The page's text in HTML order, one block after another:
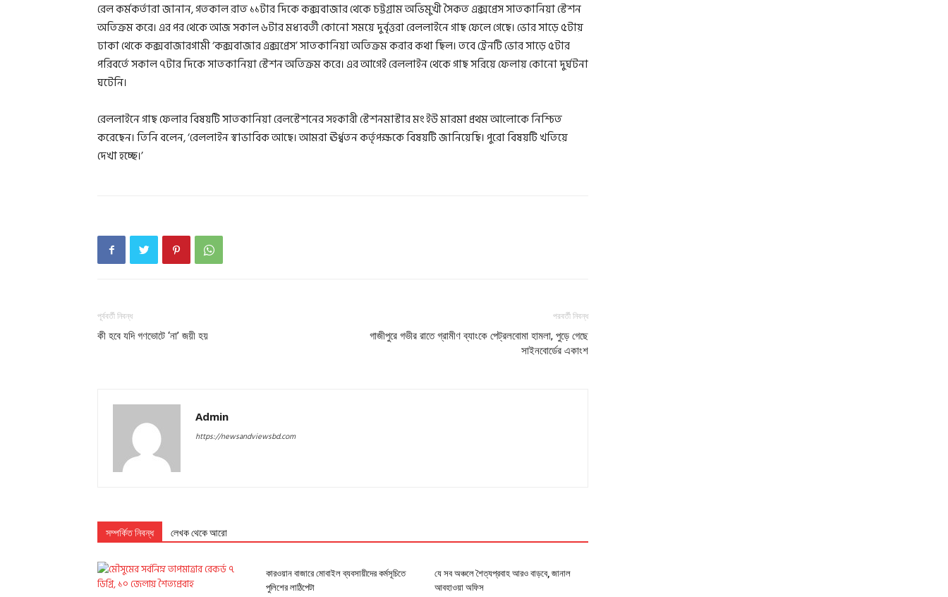
রেল কর্মকর্তারা জানান, গতকাল রাত ১১টার দিকে কক্সবাজার থেকে চট্টগ্রাম অভিমুখী সৈকত এক্সপ্রেস সাতকানিয়া স্টেশন
অতিক্রম করে। এর পর থেকে আজ সকাল ৬টার মধ্যবর্তী কোনো সময়ে দুর্বৃত্তরা রেললাইনে গাছ ফেলে গেছে। ভোর সাড়ে ৫টায়
ঢাকা থেকে কক্সবাজারগামী ‘কক্সবাজার এক্সপ্রেস’ সাতকানিয়া অতিক্রম করার কথা ছিল। তবে ট্রেনটি ভোর সাড়ে ৫টার
পরিবর্তে সকাল ৭টার দিকে সাতকানিয়া স্টেশন অতিক্রম করে। এর আগেই রেললাইন থেকে গাছ সরিয়ে ফেলায় কোনো দুর্ঘটনা
ঘটেনি।
রেললাইনে গাছ ফেলার বিষয়টি সাতকানিয়া রেলস্টেশনের সহকারী স্টেশনমাস্টার মং ইউ মারমা প্রথম আলোকে নিশ্চিত
করেছেন। তিনি বলেন, ‘রেললাইন স্বাভাবিক আছে। আমরা ঊর্ধ্বতন কর্তৃপক্ষকে বিষয়টি জানিয়েছি। পুরো বিষয়টি খতিয়ে
দেখা হচ্ছে।’
পূর্ববর্তী নিবন্ধ
কী হবে যদি গণভোটে ‘না’ জয়ী হয়
পরবর্তী নিবন্ধ
গাজীপুরে গভীর রাতে গ্রামীণ ব্যাংকে পেট্রলবোমা হামলা, পুড়ে গেছে
সাইনবোর্ডের একাংশ
Admin
https://newsandviewsbd.com
সম্পর্কিত নিবন্ধ লেখক থেকে আরো
কারওয়ান বাজারে মোবাইল ব্যবসায়ীদের কর্মসূচিতে
পুলিশের লাঠিপেটা
যে সব অঞ্চলে শৈত্যপ্রবাহ আরও বাড়বে, জানাল
আবহাওয়া অফিস